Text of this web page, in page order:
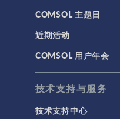
COMSOL 主题日
近期活动
COMSOL 用户年会
技术支持与服务
技术支持中心